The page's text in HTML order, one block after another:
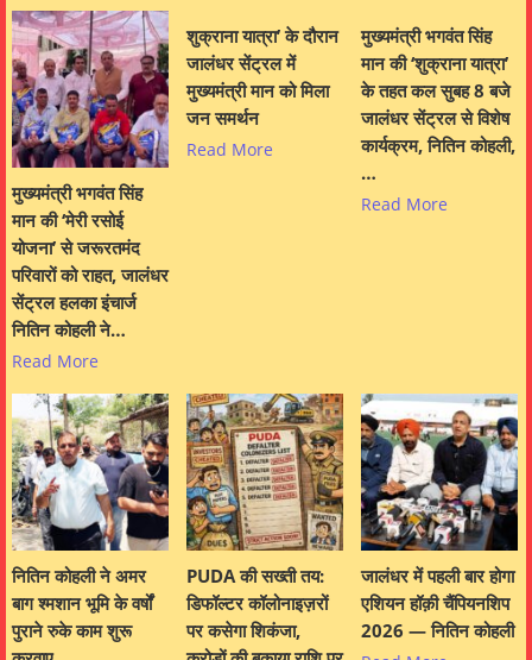
मुख्यमंत्री भगवंत सिंह
मान की ‘मेरी रसोई
योजना’ से जरूरतमंद
परिवारों को राहत, जालंधर
सेंट्रल हलका इंचार्ज
नितिन कोहली ने…
Read More
शुक्राना यात्रा’ के दौरान
जालंधर सेंट्रल में
मुख्यमंत्री मान को मिला
जन समर्थन
Read More
मुख्यमंत्री भगवंत सिंह
मान की ‘शुक्राना यात्रा’
के तहत कल सुबह 8 बजे
जालंधर सेंट्रल से विशेष
कार्यक्रम, नितिन कोहली,
…
Read More
नितिन कोहली ने अमर
बाग श्मशान भूमि के वर्षों
पुराने रुके काम शुरू
PUDA की सख्ती तय:
डिफॉल्टर कॉलोनाइज़रों
पर कसेगा शिकंजा,
जालंधर में पहली बार होगा
एशियन हॉक़ी चैंपियनशिप
2026 — नितिन कोहली